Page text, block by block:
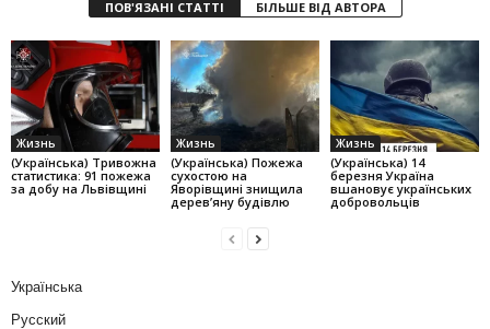
ПОВ'ЯЗАНІ СТАТТІ БІЛЬШЕ ВІД АВТОРА
Жизнь
(Українська) Тривожна
статистика: 91 пожежа
за добу на Львівщині
Жизнь
(Українська) Пожежа
сухостою на
Яворівщині знищила
дерев’яну будівлю
Жизнь
(Українська) 14
березня Україна
вшановує українських
добровольців
Українська
Русский